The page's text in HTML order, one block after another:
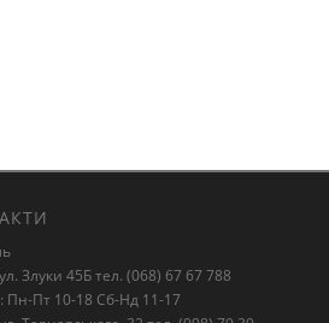
Злуки 45Б тел. (068) 67 67 788
Пн-Пт 10-18 Сб-Нд 11-17